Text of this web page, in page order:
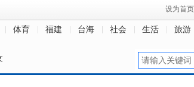
设为首页
体育 福建 台海 社会 生活 旅游